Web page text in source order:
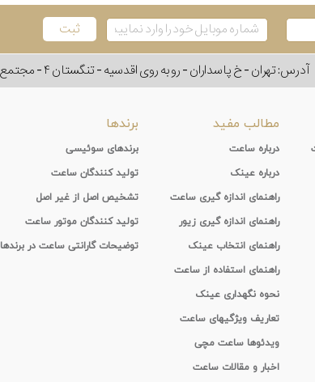
آدرس: تهران - خ پاسداران - رو به روی اقدسیه - تنگستان ۴ - مجتمع حیات سبز - بال A - واحد ۷۱۱
مطالب مفید
درباره ساعت
درباره عینک
راهنمای اندازه گیری ساعت
راهنمای اندازه گیری زیور
راهنمای انتخاب عینک
راهنمای استفاده از ساعت
نحوه نگهداری عینک
تعاریف ویژگیهای ساعت
ویدئوها ساعت مچی
اخبار و مقالات ساعت
برندها
برندهای سوئیسی
تولید کنندگان ساعت
تشخیص اصل از غیر اصل
تولید کنندگان موتور ساعت
توضیحات گارانتی ساعت در برندها